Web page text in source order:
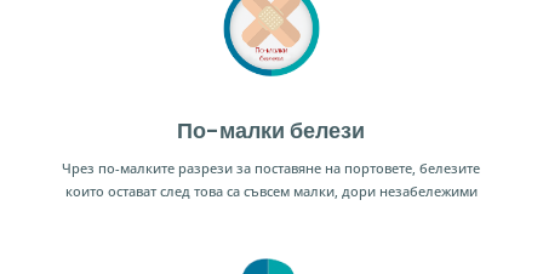
По-малки белези
Чрез по-малките разрези за поставяне на портовете, белезите
които остават след това са съвсем малки, дори незабележими